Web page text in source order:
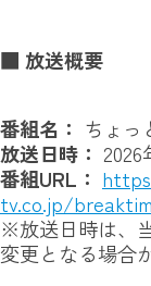
■ 放送概要
番組名： ちょっ
放送日時： 2026
番組URL：
tv.co.jp/
※放送日時は、
変更となる場合